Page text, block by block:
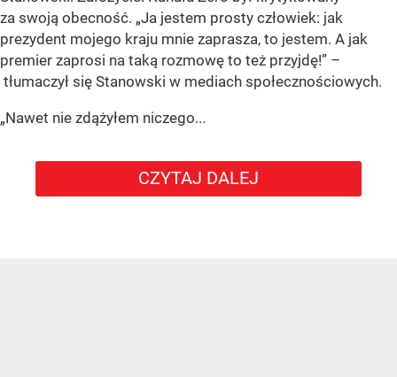
za swoją obecność. „Ja jestem prosty człowiek: jak
prezydent mojego kraju mnie zaprasza, to jestem. A jak
premier zaprosi na taką rozmowę to też przyjdę!” –
tłumaczył się Stanowski w mediach społecznościowych.
„Nawet nie zdążyłem niczego...
CZYTAJ DALEJ